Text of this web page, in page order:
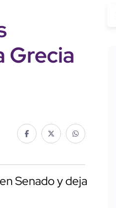
Grecia
Senado y deja